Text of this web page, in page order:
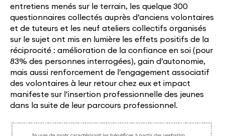
entretiens menés sur le terrain, les quelque 300
questionnaires collectés auprès d’anciens volontaires
et de tuteurs et les neuf ateliers collectifs organisés
sur le sujet ont mis en lumière les effets positifs de la
réciprocité : amélioration de la confiance en soi (pour
83% des personnes interrogées), gain d’autonomie,
mais aussi renforcement de l’engagement associatif
des volontaires à leur retour chez eux et impact
manifeste sur l’insertion professionnelle des jeunes
dans la suite de leur parcours professionnel.